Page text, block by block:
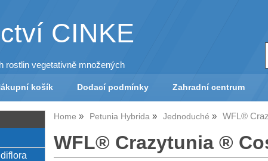
CINKE
rostlin vegetativně množených
košík Dodací podmínky Zahradní centrum
Home Petunia Hybrida Jednoduché WFL®
WFL® Crazytunia ®